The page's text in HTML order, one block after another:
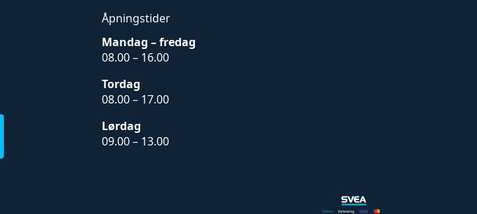
Åpningstider
Mandag – fredag
08.00 – 16.00
Tordag
08.00 – 17.00
Lørdag
09.00 – 13.00